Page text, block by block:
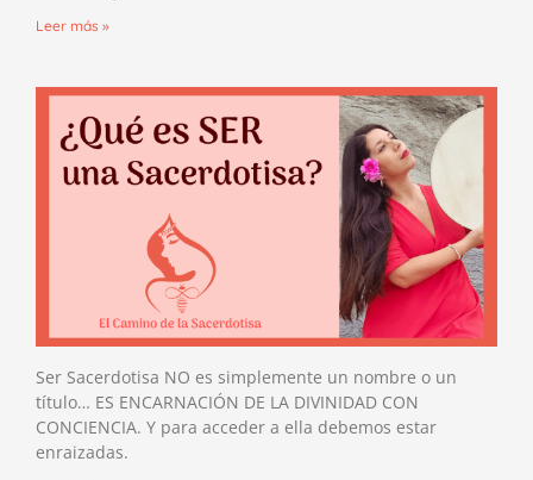
Leer más »
Ser Sacerdotisa NO es simplemente un nombre o un
título… ES ENCARNACIÓN DE LA DIVINIDAD CON
CONCIENCIA. Y para acceder a ella debemos estar
enraizadas.